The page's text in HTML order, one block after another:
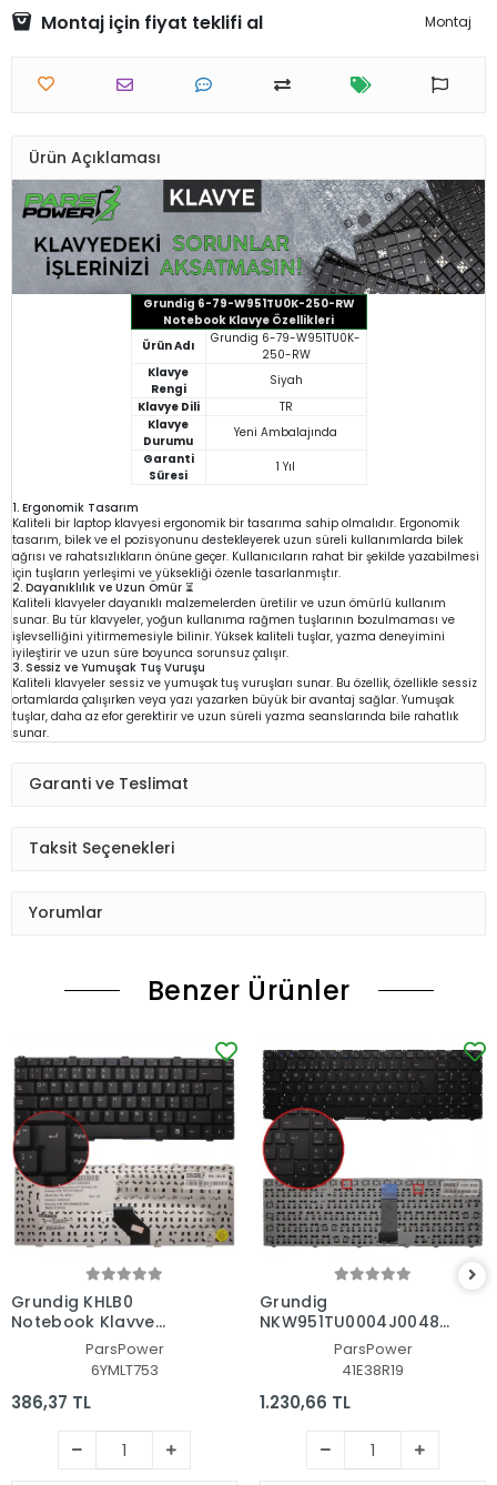
Montaj için fiyat teklifi al Montaj
Ürün Açıklaması
Grundig 6-79-W951TU0K-250-RW
Notebook Klavye Özellikleri
Ürün Adı
Grundig 6-79-W951TU0K-
250-RW
Klavye
Rengi
Siyah
Klavye Dili
TR
Klavye
Durumu
Yeni Ambalajında
Garanti
Süresi
1 Yıl
1. Ergonomik Tasarım
Kaliteli bir laptop klavyesi ergonomik bir tasarıma sahip olmalıdır. Ergonomik
tasarım, bilek ve el pozisyonunu destekleyerek uzun süreli kullanımlarda bilek
ağrısı ve rahatsızlıkların önüne geçer. Kullanıcıların rahat bir şekilde yazabilmesi
için tuşların yerleşimi ve yüksekliği özenle tasarlanmıştır.
2. Dayanıklılık ve Uzun Ömür ⏳
Kaliteli klavyeler dayanıklı malzemelerden üretilir ve uzun ömürlü kullanım
sunar. Bu tür klavyeler, yoğun kullanıma rağmen tuşlarının bozulmaması ve
işlevselliğini yitirmemesiyle bilinir. Yüksek kaliteli tuşlar, yazma deneyimini
iyileştirir ve uzun süre boyunca sorunsuz çalışır.
3. Sessiz ve Yumuşak Tuş Vuruşu
Kaliteli klavyeler sessiz ve yumuşak tuş vuruşları sunar. Bu özellik, özellikle sessiz
ortamlarda çalışırken veya yazı yazarken büyük bir avantaj sağlar. Yumuşak
tuşlar, daha az efor gerektirir ve uzun süreli yazma seanslarında bile rahatlık
sunar.
Garanti ve Teslimat
Taksit Seçenekleri
Yorumlar
Benzer Ürünler
Grundig KHLB0
Notebook Klavye
(Siyah TR)ParsPower
6YMLT753
386,37 TL
Grundig
NKW951TU0004J00487,
6-80-W95A0-250-1
Notebook Klavye
ParsPower
41E38R19
1.230,66 TL